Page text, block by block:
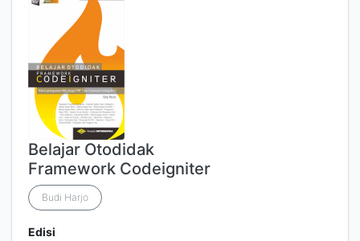
Belajar Otodidak
Framework Codeigniter
Budi Harjo
Edisi